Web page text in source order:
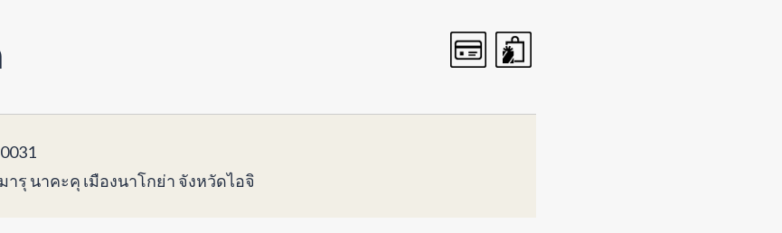
ารุ นาคะคุ เมืองนาโกย่า จังหวัดไอจิ